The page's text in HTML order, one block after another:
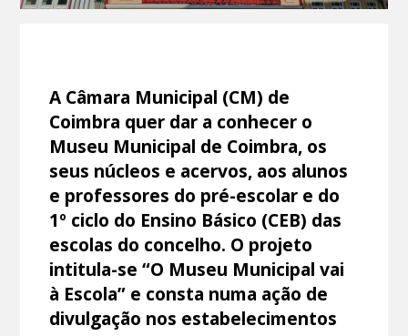
A Câmara Municipal (CM) de
Coimbra quer dar a conhecer o
Museu Municipal de Coimbra, os
seus núcleos e acervos, aos alunos
e professores do pré-escolar e do
1º ciclo do Ensino Básico (CEB) das
escolas do concelho. O projeto
intitula-se “O Museu Municipal vai
à Escola” e consta numa ação de
divulgação nos estabelecimentos